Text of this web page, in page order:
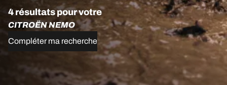
4 résultats pour votre
CITROËN NEMO
Compléter ma recherche